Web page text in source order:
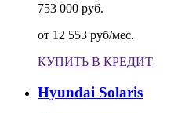
753 000 руб.
от 12 553 руб/мес.
КУПИТЬ В КРЕДИТ
Hyundai Solaris